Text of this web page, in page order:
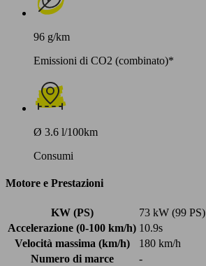
96 g/km
Emissioni di CO2 (combinato)*
Ø 3.6 l/100km
Consumi
Motore e Prestazioni
KW (PS)
73 kW (99 PS)
Accelerazione (0-100 km/h) 10.9s
Velocità massima (km/h)
180 km/h
Numero di marce
-